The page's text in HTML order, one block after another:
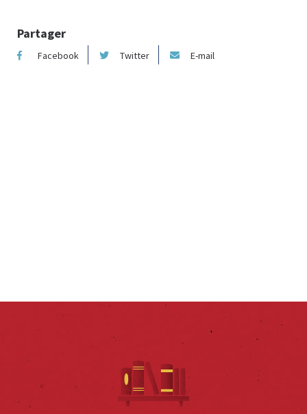
Partager
Facebook Twitter E-mail